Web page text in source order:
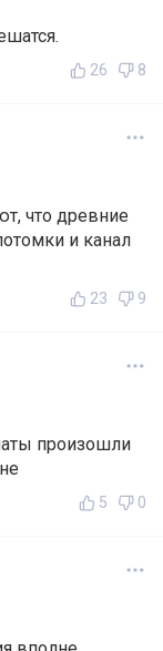
26 8
что древние
и канал
23 9
произошли
5 0